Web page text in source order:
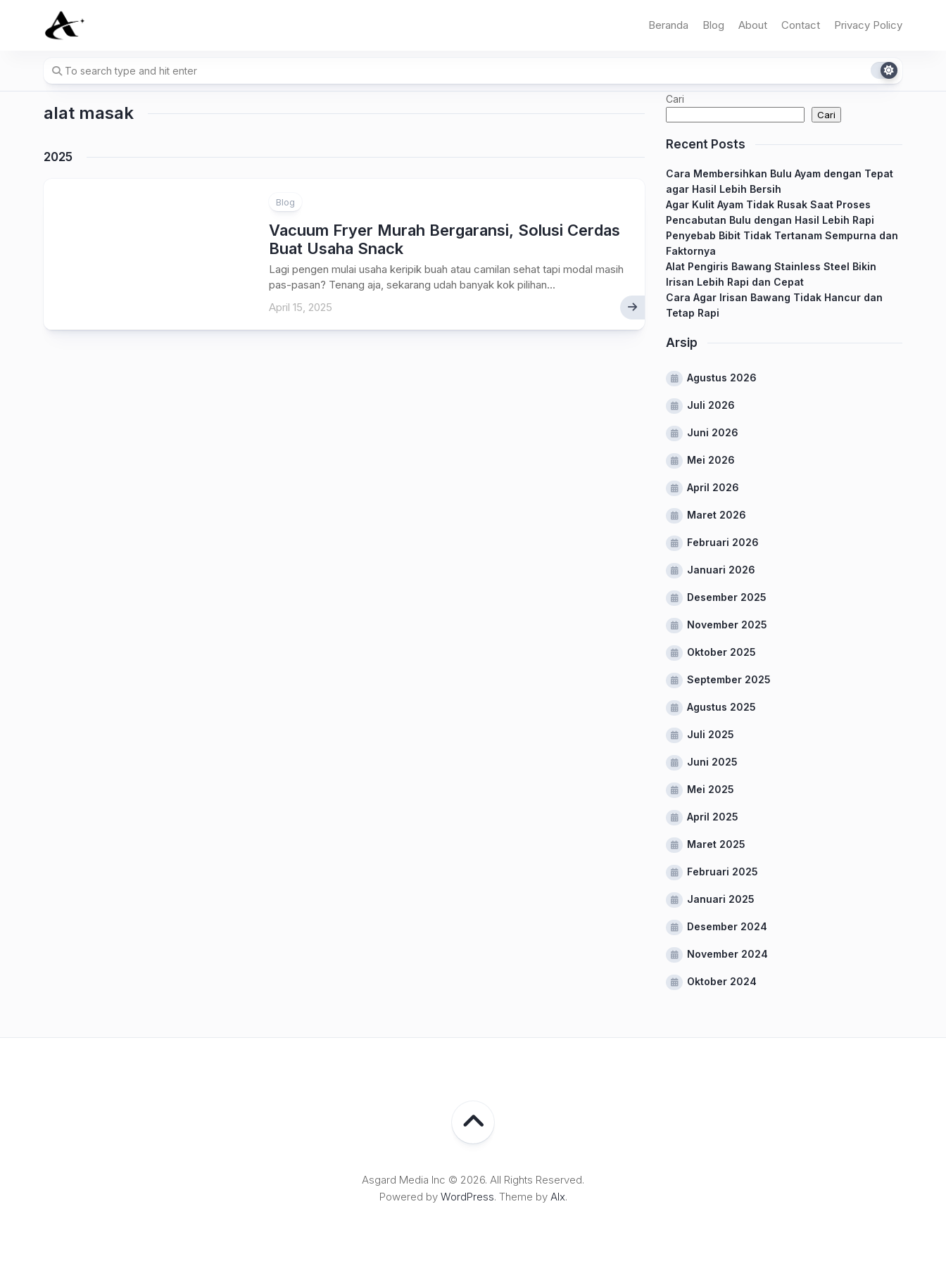
Beranda Blog About Contact Privacy Policy
alat masak
2025
Blog
Vacuum Fryer Murah Bergaransi, Solusi Cerdas
Buat Usaha Snack
Lagi pengen mulai usaha keripik buah atau camilan sehat tapi modal masih
pas-pasan? Tenang aja, sekarang udah banyak kok pilihan...
April 15, 2025
Cari
Cari
Recent Posts
Cara Membersihkan Bulu Ayam dengan Tepat
agar Hasil Lebih Bersih
Agar Kulit Ayam Tidak Rusak Saat Proses
Pencabutan Bulu dengan Hasil Lebih Rapi
Penyebab Bibit Tidak Tertanam Sempurna dan
Faktornya
Alat Pengiris Bawang Stainless Steel Bikin
Irisan Lebih Rapi dan Cepat
Cara Agar Irisan Bawang Tidak Hancur dan
Tetap Rapi
Arsip
Agustus 2026
Juli 2026
Juni 2026
Mei 2026
April 2026
Maret 2026
Februari 2026
Januari 2026
Desember 2025
November 2025
Oktober 2025
September 2025
Agustus 2025
Juli 2025
Juni 2025
Mei 2025
April 2025
Maret 2025
Februari 2025
Januari 2025
Desember 2024
November 2024
Oktober 2024
Asgard Media Inc © 2026. All Rights Reserved.
Powered by WordPress. Theme by Alx.